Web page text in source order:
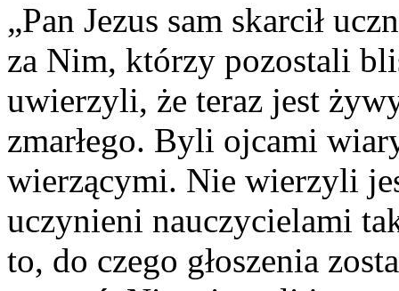
„Pan Jezus sam skarcił
za Nim, którzy pozostali
uwierzyli, że teraz jest
zmarłego. Byli ojcami
wierzącymi. Nie wierzyli
uczynieni nauczycielami
to, do czego głoszenia